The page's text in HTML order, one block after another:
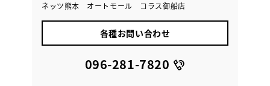
ネッツ熊本 オートモール コラス御船店
各種お問い合わせ
096-281-7820